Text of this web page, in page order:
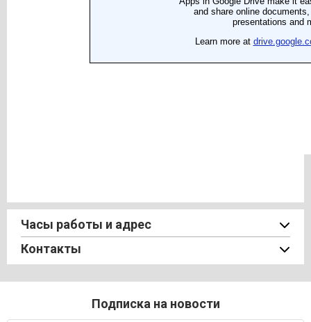
Часы работы и адрес
Контакты
Подписка на новости